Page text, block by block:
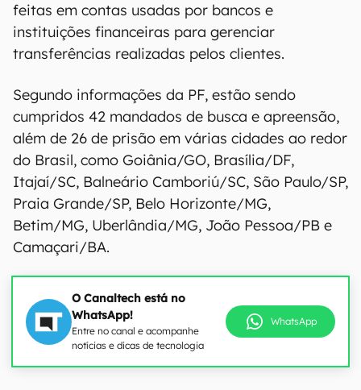
feitas em contas usadas por bancos e
instituições financeiras para gerenciar
transferências realizadas pelos clientes.
Segundo informações da PF, estão sendo
cumpridos 42 mandados de busca e apreensão,
além de 26 de prisão em várias cidades ao redor
do Brasil, como Goiânia/GO, Brasília/DF,
Itajaí/SC, Balneário Camboriú/SC, São Paulo/SP,
Praia Grande/SP, Belo Horizonte/MG,
Betim/MG, Uberlândia/MG, João Pessoa/PB e
Camaçari/BA.
O Canaltech está no
WhatsApp!
Entre no canal e acompanhe
notícias e dicas de tecnologia
WhatsApp